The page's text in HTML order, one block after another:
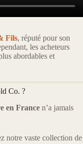
Fils, réputé pour son
les acheteurs
abordables et
Co. ?
en France n’a jamais
notre vaste collection de